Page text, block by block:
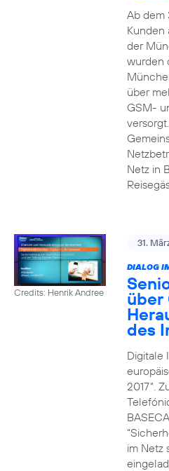
Ab dem
Kunden
der
wurden
über
GSM-
Netz in
Credits: Henrik Andree
31.
DIALOG
über
des
Digitale
2017“.
im Netz